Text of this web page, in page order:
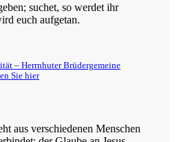
suchet, so werdet ihr
euch aufgetan.
– Herrnhuter Brüdergemeine
Sie hier
aus verschiedenen Menschen